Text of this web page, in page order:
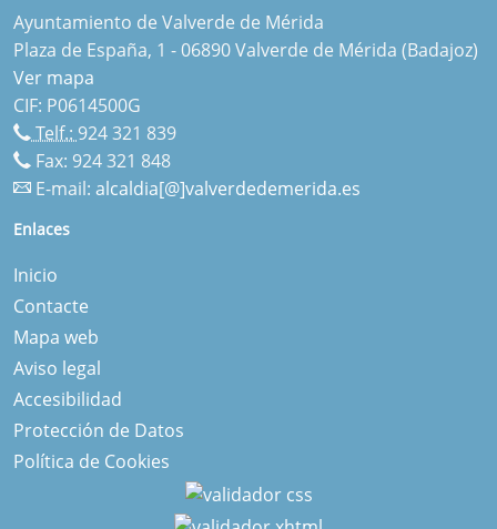
Ayuntamiento de Valverde de Mérida
Plaza de España, 1 - 06890 Valverde de Mérida (Badajoz)
Ver mapa
CIF: P0614500G
Telf.: 924 321 839
Fax: 924 321 848
E-mail: alcaldia[@]valverdedemerida.es
Enlaces
Inicio
Contacte
Mapa web
Aviso legal
Accesibilidad
Protección de Datos
Política de Cookies